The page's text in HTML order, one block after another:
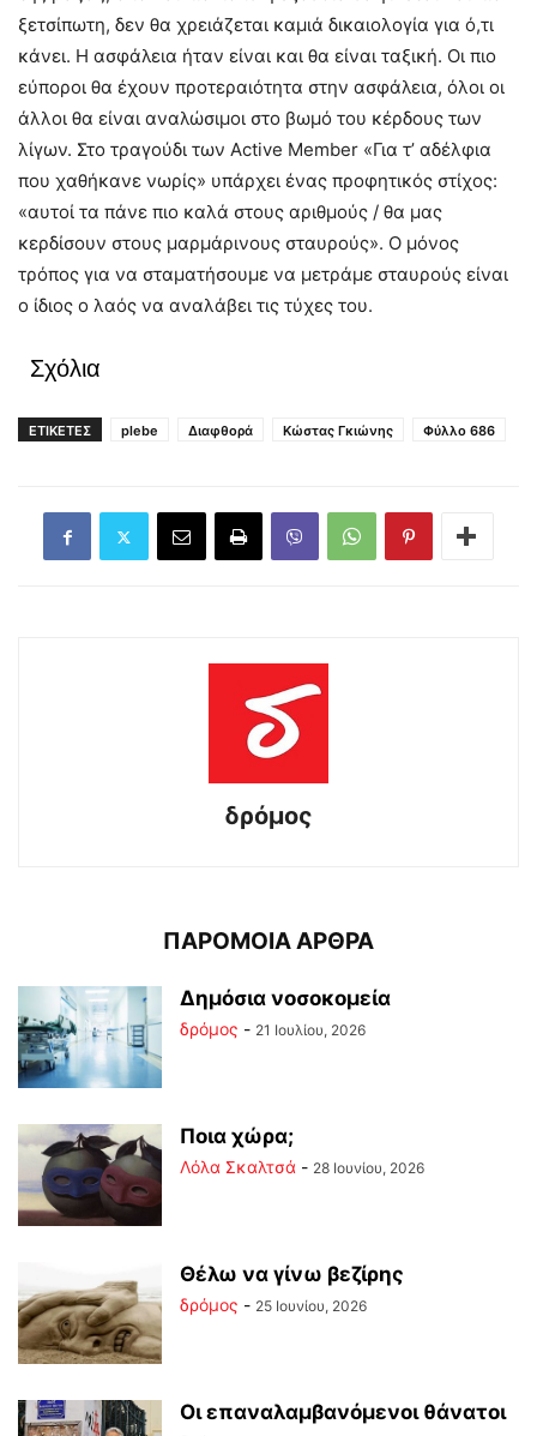
ξετσίπωτη, δεν θα χρειάζεται καμιά δικαιολογία για ό,τι
κάνει. Η ασφάλεια ήταν είναι και θα είναι ταξική. Οι πιο
εύποροι θα έχουν προτεραιότητα στην ασφάλεια, όλοι οι
άλλοι θα είναι αναλώσιμοι στο βωμό του κέρδους των
λίγων. Στο τραγούδι των Active Member «Για τ’ αδέλφια
που χαθήκανε νωρίς» υπάρχει ένας προφητικός στίχος:
«αυτοί τα πάνε πιο καλά στους αριθμούς / θα μας
κερδίσουν στους μαρμάρινους σταυρούς». Ο μόνος
τρόπος για να σταματήσουμε να μετράμε σταυρούς είναι
ο ίδιος ο λαός να αναλάβει τις τύχες του.
Σχόλια
ΕΤΙΚΕΤΕΣ plebe Διαφθορά Κώστας Γκιώνης Φύλλο 686
δρόμος
ΠΑΡΟΜΟΙΑ ΑΡΘΡΑ
Δημόσια νοσοκομεία
δρόμος - 21 Ιουλίου, 2026
Ποια χώρα;
Λόλα Σκαλτσά - 28 Ιουνίου, 2026
Θέλω να γίνω βεζίρης
δρόμος - 25 Ιουνίου, 2026
Οι επαναλαμβανόμενοι θάνατοι